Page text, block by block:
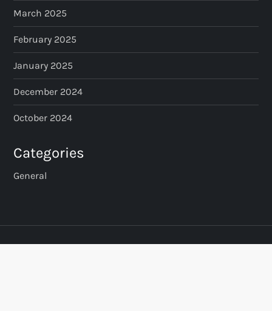
March 2025
February 2025
January 2025
December 2024
October 2024
Categories
General